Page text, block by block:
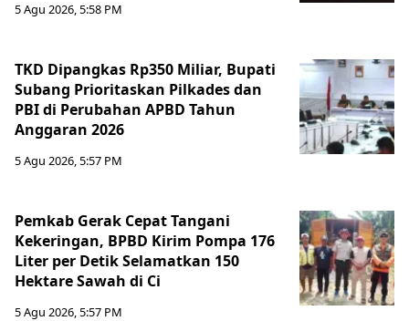
5 Agu 2026, 5:58 PM
TKD Dipangkas Rp350 Miliar, Bupati
Subang Prioritaskan Pilkades dan
PBI di Perubahan APBD Tahun
Anggaran 2026
5 Agu 2026, 5:57 PM
Pemkab Gerak Cepat Tangani
Kekeringan, BPBD Kirim Pompa 176
Liter per Detik Selamatkan 150
Hektare Sawah di Ci
5 Agu 2026, 5:57 PM